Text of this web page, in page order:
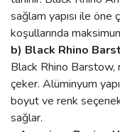
sağlam yapısı ile öne
koşullarında
b) Black Rhino
Black Rhino Barstow,
çeker. Alüminyum
boyut ve renk
sağlar.